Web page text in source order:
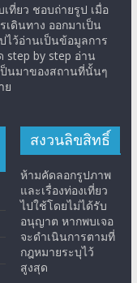
ที่ยว ชอบถ่ายรูป เมื่อ
ดินทาง ออกมาเป็น
ไว้อ่านเป็นข้อมูลการ
step by step อ่าน
ป็นมาของสถานที่นั้นๆ
ย
สงวนลิขสิทธิ์
ห้ามคัดลอกรูปภาพ
และเรื่องท่องเที่ยว
ไปใช้โดยไม่ได้รับ
อนุญาต หากพบเจอ
จะดำเนินการตามที่
กฎหมายระบุไว้
สูงสุด